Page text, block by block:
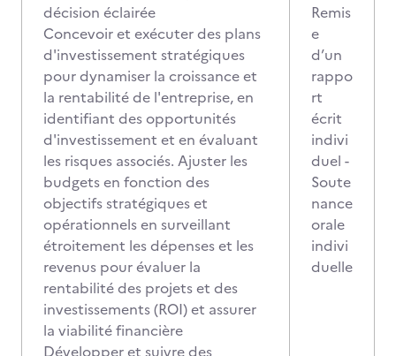
décision éclairée
Concevoir et exécuter des plans
d'investissement stratégiques
pour dynamiser la croissance et
la rentabilité de l'entreprise, en
identifiant des opportunités
d'investissement et en évaluant
les risques associés. Ajuster les
budgets en fonction des
objectifs stratégiques et
opérationnels en surveillant
étroitement les dépenses et les
revenus pour évaluer la
rentabilité des projets et des
investissements (ROI) et assurer
la viabilité financière
Développer et suivre des
Remis
e
d’un
rappo
rt
écrit
indivi
duel -
Soute
nance
orale
indivi
duelle